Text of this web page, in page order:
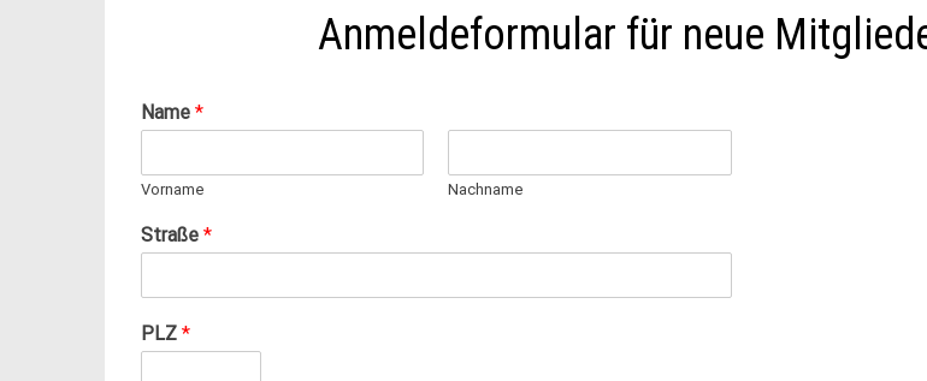
Anmeldeformular für neue
Name *
Vorname Nachname
Straße *
T
e
PLZ *